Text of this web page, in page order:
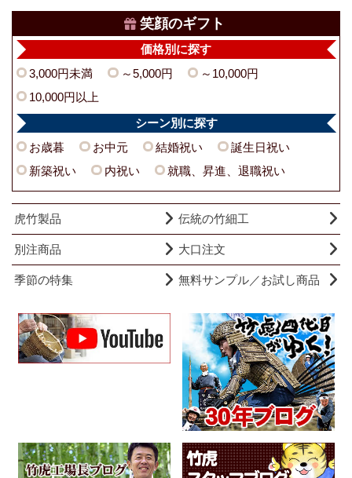
笑顔のギフト
価格別に探す
3,000円未満 ～5,000円
～10,000円
10,000円以上
シーン別に探す
お歳暮 お中元 結婚祝い
誕生日祝い
新築祝い
内祝い 就職、昇進、退職祝い
虎竹製品 伝統の竹細工
別注商品 大口注文
季節の特集 無料サンプル／お試し商品